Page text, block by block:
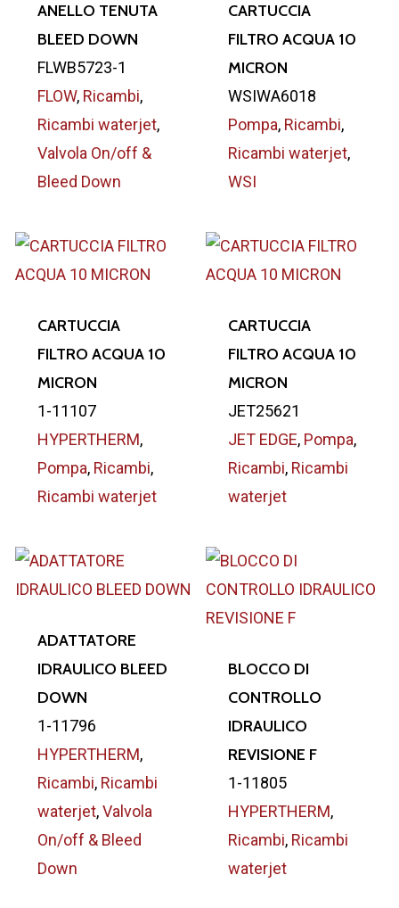
ANELLO TENUTA
BLEED DOWN
FLWB5723-1
FLOW, Ricambi,
Ricambi waterjet,
Valvola On/off &
Bleed Down
CARTUCCIA
FILTRO ACQUA 10
MICRON
WSIWA6018
Pompa, Ricambi,
Ricambi waterjet,
WSI
CARTUCCIA
FILTRO ACQUA 10
MICRON
1-11107
HYPERTHERM,
Pompa, Ricambi,
Ricambi waterjet
CARTUCCIA
FILTRO ACQUA 10
MICRON
JET25621
JET EDGE, Pompa,
Ricambi, Ricambi
waterjet
ADATTATORE
IDRAULICO BLEED
DOWN
1-11796
HYPERTHERM,
Ricambi, Ricambi
waterjet,Valvola
On/off & Bleed
Down
BLOCCO DI
CONTROLLO
IDRAULICO
REVISIONE F
1-11805
HYPERTHERM,
Ricambi, Ricambi
waterjet